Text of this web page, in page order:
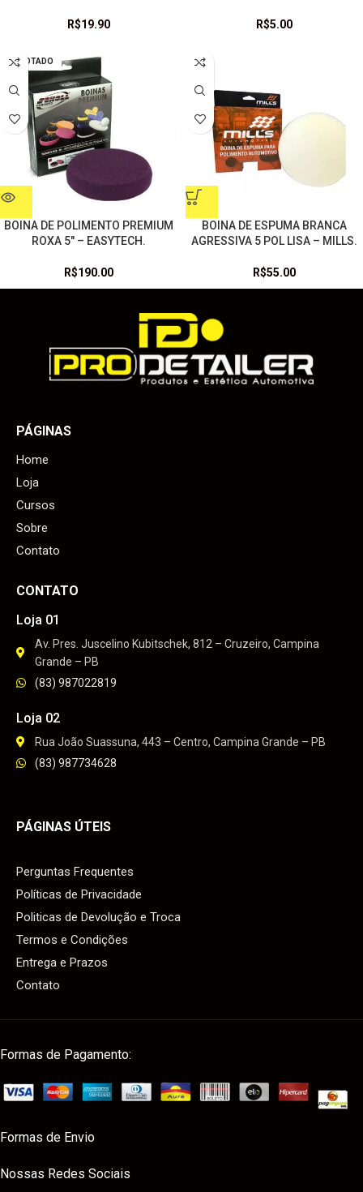
R$19.90 R$5.00
ESGOTADO
BOINA DE POLIMENTO PREMIUM
ROXA 5″ – EASYTECH.
R$190.00
BOINA DE ESPUMA BRANCA
AGRESSIVA 5 POL LISA – MILLS.
R$55.00
PÁGINAS
Home
Loja
Cursos
Sobre
Contato
CONTATO
Loja 01
Av. Pres. Juscelino Kubitschek, 812 – Cruzeiro, Campina
Grande – PB
(83) 987022819
Loja 02
Rua João Suassuna, 443 – Centro, Campina Grande – PB
(83) 987734628
PÁGINAS ÚTEIS
Perguntas Frequentes
Políticas de Privacidade
Politicas de Devolução e Troca
Termos e Condições
Entrega e Prazos
Contato
Formas de Pagamento:
Formas de Envio
Nossas Redes Sociais